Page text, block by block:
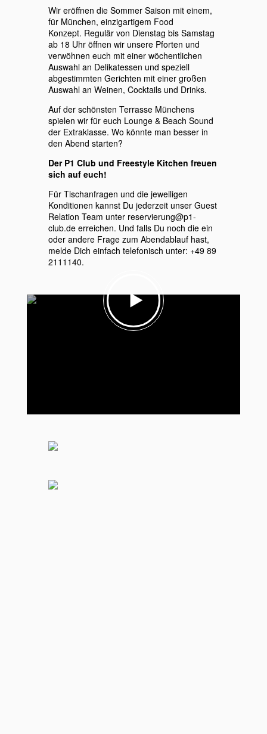
Wir eröffnen die Sommer Saison mit einem,
für München, einzigartigem Food
Konzept. Regulär von Dienstag bis Samstag
ab 18 Uhr öffnen wir unsere Pforten und
verwöhnen euch mit einer wöchentlichen
Auswahl an Delikatessen und speziell
abgestimmten Gerichten mit einer großen
Auswahl an Weinen, Cocktails und Drinks.
Auf der schönsten Terrasse Münchens
spielen wir für euch Lounge & Beach Sound
der Extraklasse. Wo könnte man besser in
den Abend starten?
Der P1 Club und Freestyle Kitchen freuen
sich auf euch!
Für Tischanfragen und die jeweiligen
Konditionen kannst Du jederzeit unser Guest
Relation Team unter reservierung@p1-
club.de erreichen. Und falls Du noch die ein
oder andere Frage zum Abendablauf hast,
melde Dich einfach telefonisch unter: +49 89
2111140.